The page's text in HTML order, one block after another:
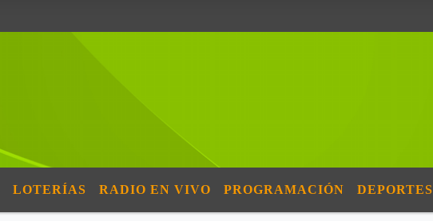
LOTERÍAS RADIO EN VIVO PROGRAMACIÓN DEPORTES